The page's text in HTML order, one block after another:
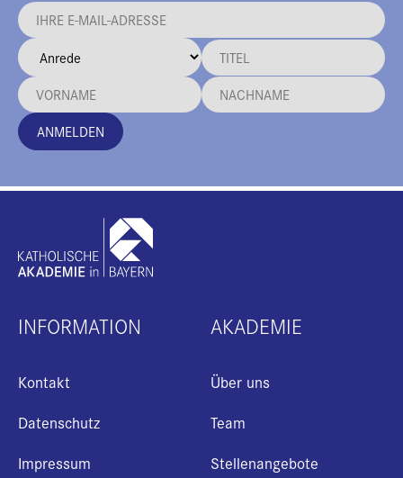
ANMELDEN
INFORMATION
Kontakt
Datenschutz
Impressum
AKADEMIE
Über uns
Team
Stellenangebote